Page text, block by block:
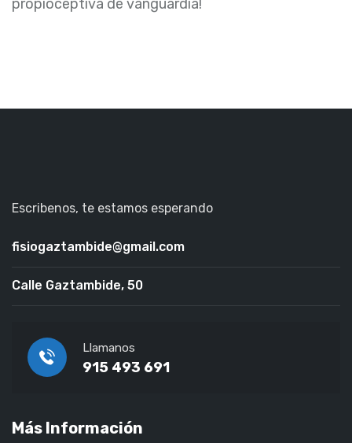
propioceptiva de vanguardia!
Escribenos, te estamos esperando
fisiogaztambide@gmail.com
Calle Gaztambide, 50
Llamanos
915 493 691
Más Información